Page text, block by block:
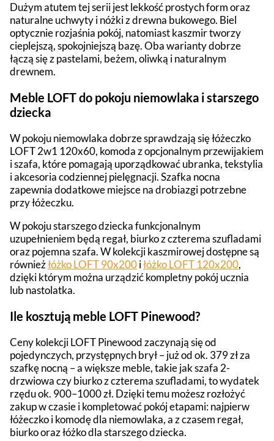
Dużym atutem tej serii jest lekkość prostych form oraz
naturalne uchwyty i nóżki z drewna bukowego. Biel
optycznie rozjaśnia pokój, natomiast kaszmir tworzy
cieplejszą, spokojniejszą bazę. Oba warianty dobrze
łączą się z pastelami, beżem, oliwką i naturalnym
drewnem.
Meble LOFT do pokoju niemowlaka i starszego
dziecka
W pokoju niemowlaka dobrze sprawdzają się łóżeczko
LOFT 2w1 120x60, komoda z opcjonalnym przewijakiem
i szafa, które pomagają uporządkować ubranka, tekstylia
i akcesoria codziennej pielęgnacji. Szafka nocna
zapewnia dodatkowe miejsce na drobiazgi potrzebne
przy łóżeczku.
W pokoju starszego dziecka funkcjonalnym
uzupełnieniem będą regał, biurko z czterema szufladami
oraz pojemna szafa. W kolekcji kaszmirowej dostępne są
równieżłóżko LOFT 90x200iłóżko LOFT 120x200,
dzięki którym można urządzić kompletny pokój ucznia
lub nastolatka.
Ile kosztują meble LOFT Pinewood?
Ceny kolekcji LOFT Pinewood zaczynają się od
pojedynczych, przystępnych brył – już od ok. 379 zł za
szafkę nocną – a większe meble, takie jak szafa 2-
drzwiowa czy biurko z czterema szufladami, to wydatek
rzędu ok. 900–1000 zł. Dzięki temu możesz rozłożyć
zakup w czasie i kompletować pokój etapami: najpierw
łóżeczko i komodę dla niemowlaka, a z czasem regał,
biurko oraz łóżko dla starszego dziecka.